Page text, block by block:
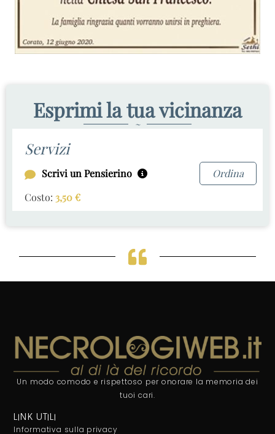
Esprimi la tua vicinanza
~
Servizi
Scrivi un Pensierino
Ordina
Costo: 3,50€
Un modo comodo e rispettoso per onorare la memoria dei
tuoi cari.
LINK UTILI
Informativa sulla privacy